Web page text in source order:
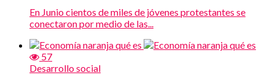
En Junio cientos de miles de jóvenes protestantes se
conectaron por medio de las...
57
Desarrollo social